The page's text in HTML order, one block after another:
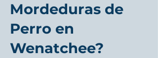
Mordeduras de
Perro en
Wenatchee?